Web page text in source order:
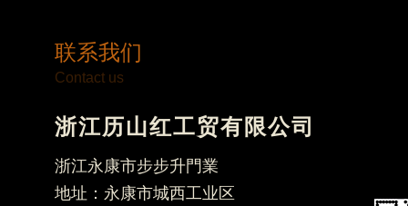
联系我们
Contact us
浙江历山红工贸有限公司
浙江永康市步步升門業
地址：永康市城西工业区